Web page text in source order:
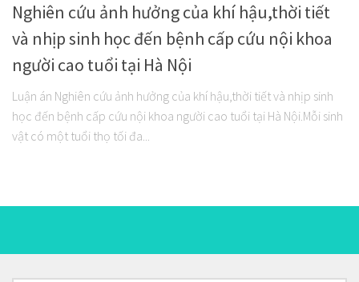
Nghiên cứu ảnh hưởng của khí hậu,thời tiết
và nhịp sinh học đến bệnh cấp cứu nội khoa
người cao tuổi tại Hà Nội
Luận án Nghiên cứu ảnh hưởng của khí hậu,thời tiết và nhịp sinh
học đến bệnh cấp cứu nội khoa người cao tuổi tại Hà Nội.Mỗi sinh
vật có một tuổi thọ tối đa...